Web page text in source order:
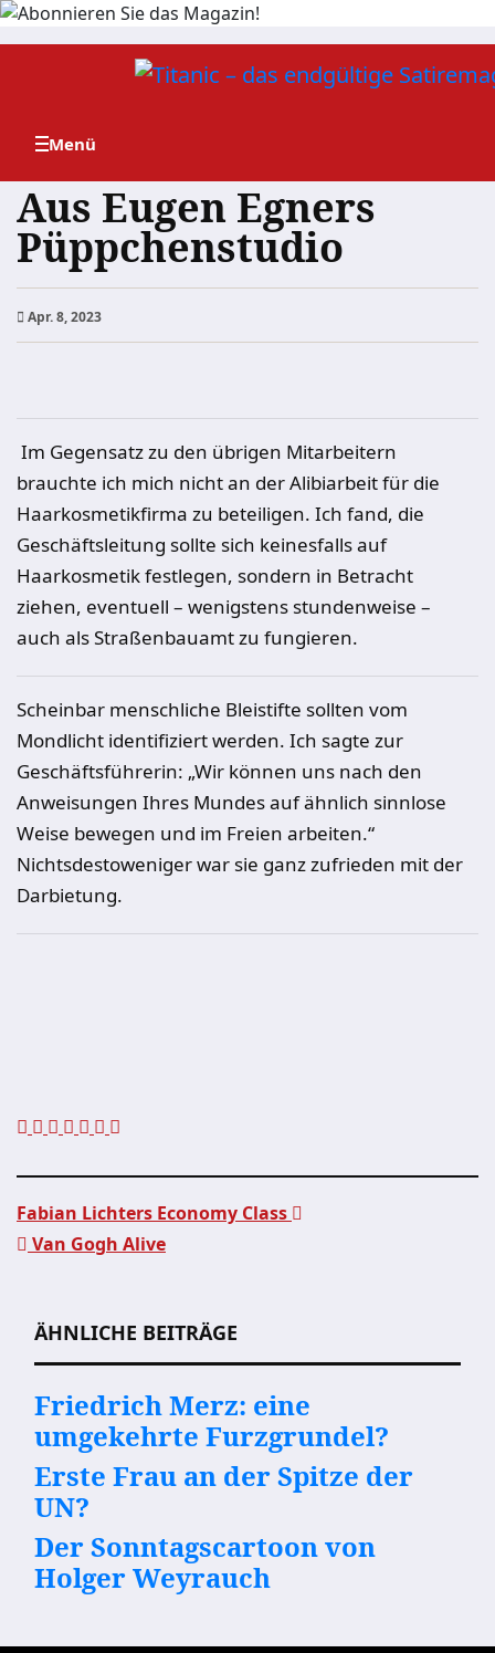
Zum
Aus Eugen Egners
Püppchenstudio
Apr. 8, 2023
Im Gegensatz zu den übrigen Mitarbeitern
brauchte ich mich nicht an der Alibiarbeit für die
Haarkosmetikfirma zu beteiligen. Ich fand, die
Geschäftsleitung sollte sich keinesfalls auf
Haarkosmetik festlegen, sondern in Betracht
ziehen, eventuell – wenigstens stundenweise –
auch als Straßenbauamt zu fungieren.
Scheinbar menschliche Bleistifte sollten vom
Mondlicht identifiziert werden. Ich sagte zur
Geschäftsführerin: „Wir können uns nach den
Anweisungen Ihres Mundes auf ähnlich sinnlose
Weise bewegen und im Freien arbeiten.“
Nichtsdestoweniger war sie ganz zufrieden mit der
Darbietung.
Fabian Lichters Economy Class
Van Gogh Alive
ÄHNLICHE BEITRÄGE
Friedrich Merz: eine
umgekehrte Furzgrundel?
Erste Frau an der Spitze der
UN?
Der Sonntagscartoon von
Holger Weyrauch